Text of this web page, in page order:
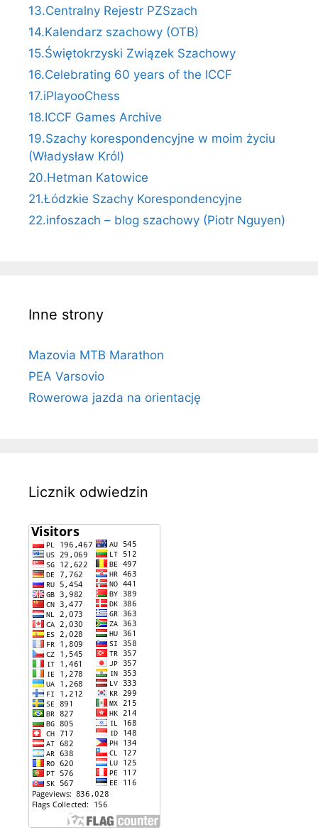
13.Centralny Rejestr PZSzach
14.Kalendarz szachowy (OTB)
15.Świętokrzyski Związek Szachowy
16.Celebrating 60 years of the ICCF
17.iPlayooChess
18.ICCF Games Archive
19.Szachy korespondencyjne w moim życiu
(Władysław Król)
20.Hetman Katowice
21.Łódzkie Szachy Korespondencyjne
22.infoszach – blog szachowy (Piotr Nguyen)
Inne strony
Mazovia MTB Marathon
PEA Varsovio
Rowerowa jazda na orientację
Licznik odwiedzin